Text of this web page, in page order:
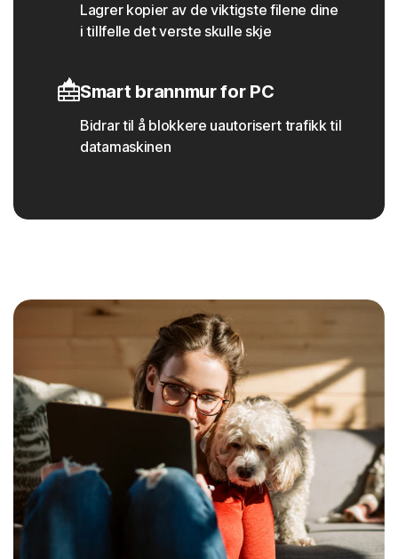
Lagrer kopier av de viktigste filene dine
i tillfelle det verste skulle skje
Smart brannmur for PC
Bidrar til å blokkere uautorisert trafikk til
datamaskinen